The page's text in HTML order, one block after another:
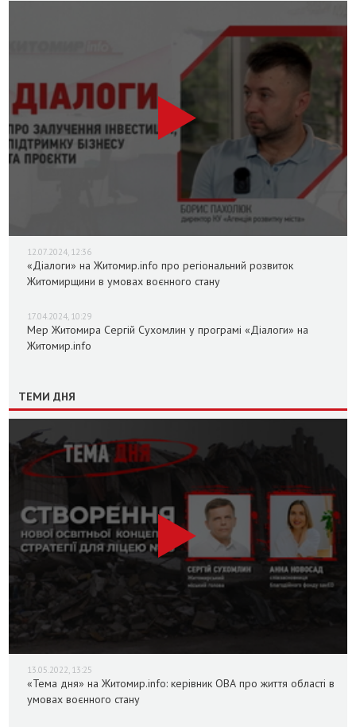
12.07.2024, 12:36
«Діалоги» на Житомир.info про регіональний розвиток
Житомирщини в умовах воєнного стану
17.04.2024, 10:29
Мер Житомира Сергій Сухомлин у програмі «Діалоги» на
Житомир.info
ТЕМИ ДНЯ
13.05.2022, 13:25
«Тема дня» на Житомир.info: керівник ОВА про життя області в
умовах воєнного стану